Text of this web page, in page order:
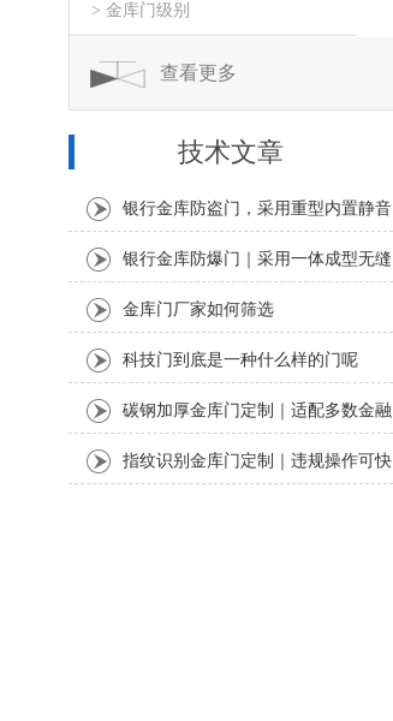
> 金库门级别
查看更多
技术文章
银行金库防盗门，采用重型内置静音
轴承铰链银行金库防爆门｜采用一体成型无缝
满焊工艺金库门厂家如何筛选
科技门到底是一种什么样的门呢
碳钢加厚金库门定制｜适配多数金融
安防场景。指纹识别金库门定制｜违规操作可快